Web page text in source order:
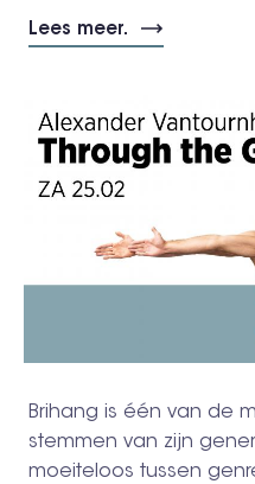
Lees meer.
Brihang is één van de
stemmen van zijn
moeiteloos tussen